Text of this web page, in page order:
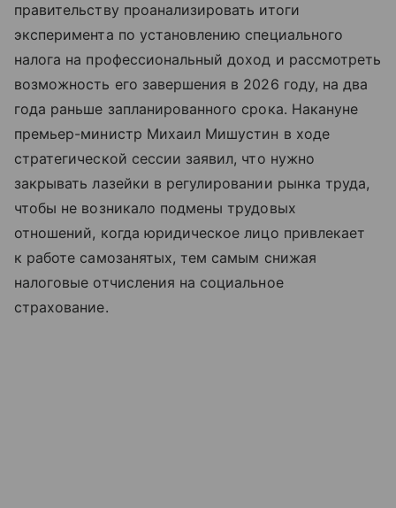
правительству проанализировать итоги
эксперимента по установлению специального
налога на профессиональный доход и рассмотреть
возможность его завершения в 2026 году, на два
года раньше запланированного срока. Накануне
премьер-министр Михаил Мишустин в ходе
стратегической сессии заявил, что нужно
закрывать лазейки в регулировании рынка труда,
чтобы не возникало подмены трудовых
отношений, когда юридическое лицо привлекает
к работе самозанятых, тем самым снижая
налоговые отчисления на социальное
страхование.